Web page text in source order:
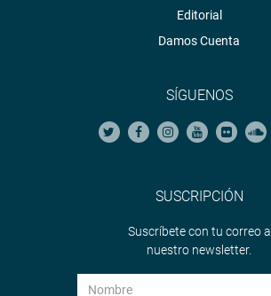
Editorial
Damos Cuenta
SÍGUENOS
SUSCRIPCIÓN
Suscríbete con tu correo a
nuestro newsletter.